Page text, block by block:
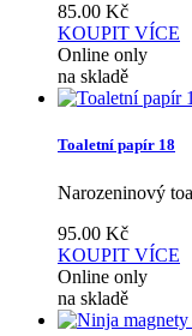
85.00 Kč
KOUPIT VÍCE
Online only
na skladě
Toaletní papír 18
Narozeninový
95.00 Kč
KOUPIT VÍCE
Online only
na skladě